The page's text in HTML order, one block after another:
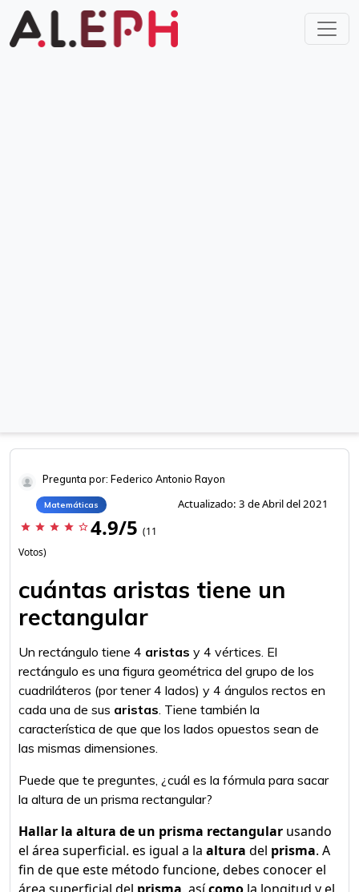
Pregunta por: Federico Antonio Rayon
Matemáticas Actualizado: 3 de Abril del 2021
star star star star star_border 4.9/5 (11
Votos)
cuántas aristas tiene un
rectangular
Un rectángulo tiene 4 aristas y 4 vértices. El
rectángulo es una figura geométrica del grupo de los
cuadriláteros (por tener 4 lados) y 4 ángulos rectos en
cada una de sus aristas. Tiene también la
característica de que que los lados opuestos sean de
las mismas dimensiones.
Puede que te preguntes, ¿cuál es la fórmula para sacar
la altura de un prisma rectangular?
Hallar la altura de un prisma rectangular usando
el área superficial. es igual a la altura del prisma. A
fin de que este método funcione, debes conocer el